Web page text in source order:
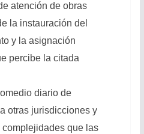
atención de obras
la instauración del
y la asignación
percibe la citada
diario de
otras jurisdicciones y
que las